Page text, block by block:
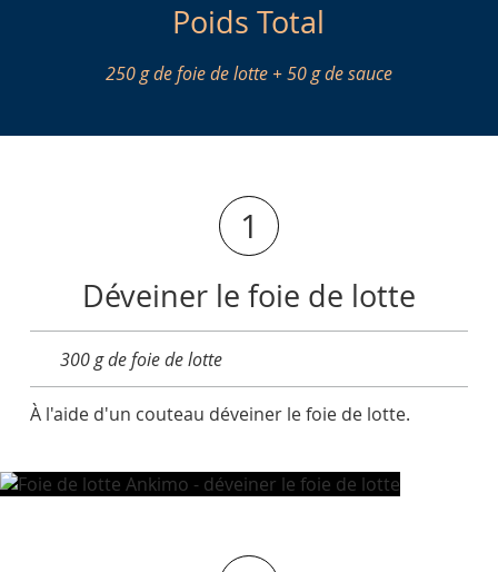
Poids Total
250 g de foie de lotte + 50 g de sauce
1
Déveiner le foie de lotte
300 g de foie de lotte
À l'aide d'un couteau déveiner le foie de lotte.